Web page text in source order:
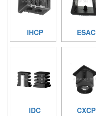
IHCP ESAC
IDC CXCP